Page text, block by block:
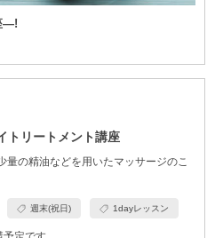
―!
トリートメント講座
量の精油などを用いたマッサージのこ
週末(祝日) 1dayレッスン